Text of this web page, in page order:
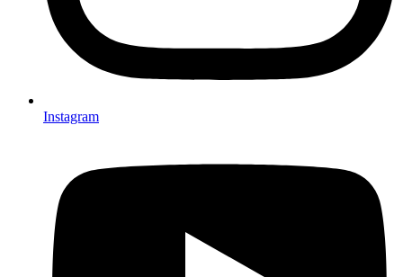
Instagram